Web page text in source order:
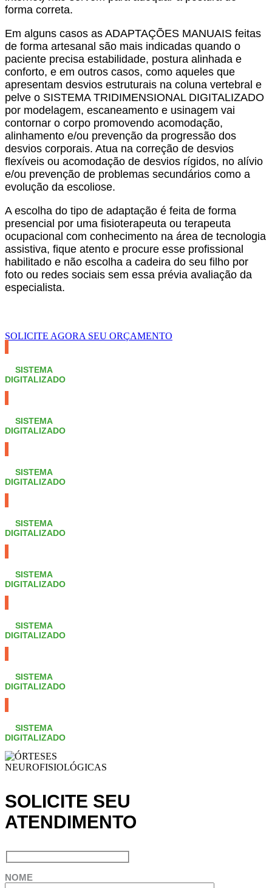
forma correta.
Em alguns casos as ADAPTAÇÕES MANUAIS feitas
de forma artesanal são mais indicadas quando o
paciente precisa estabilidade, postura alinhada e
conforto, e em outros casos, como aqueles que
apresentam desvios estruturais na coluna vertebral e
pelve o SISTEMA TRIDIMENSIONAL DIGITALIZADO
por modelagem, escaneamento e usinagem vai
contornar o corpo promovendo acomodação,
alinhamento e/ou prevenção da progressão dos
desvios corporais. Atua na correção de desvios
flexíveis ou acomodação de desvios rígidos, no alívio
e/ou prevenção de problemas secundários como a
evolução da escoliose.
A escolha do tipo de adaptação é feita de forma
presencial por uma fisioterapeuta ou terapeuta
ocupacional com conhecimento na área de tecnologia
assistiva, fique atento e procure esse profissional
habilitado e não escolha a cadeira do seu filho por
foto ou redes sociais sem essa prévia avaliação da
especialista.
SOLICITE AGORA SEU ORÇAMENTO
SISTEMA
DIGITALIZADO
SISTEMA
DIGITALIZADO
SISTEMA
DIGITALIZADO
SISTEMA
DIGITALIZADO
SISTEMA
DIGITALIZADO
SISTEMA
DIGITALIZADO
SISTEMA
DIGITALIZADO
SISTEMA
DIGITALIZADO
SOLICITE SEU
ATENDIMENTO
NOME